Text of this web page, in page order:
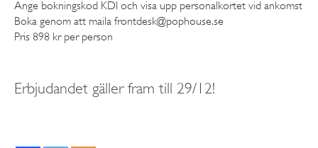
Ange bokningskod KDI och visa upp personalkortet vid ankomst
Boka genom att maila frontdesk@pophouse.se
Pris 898 kr per person
Erbjudandet gäller fram till 29/12!